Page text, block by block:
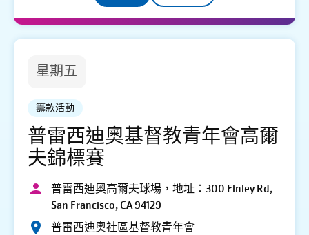
星期五
籌款活動
普雷西迪奧基督教青年會高爾
夫錦標賽
普雷西迪奧高爾夫球場，地址：300 Finley Rd,
San Francisco, CA 94129
普雷西迪奧社區基督教青年會